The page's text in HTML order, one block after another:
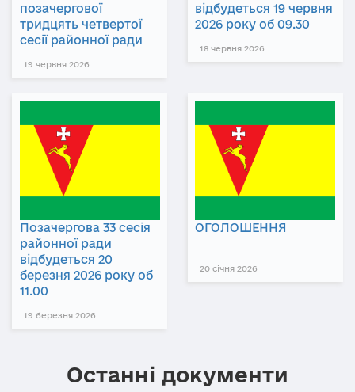
позачергової
тридцять четвертої
сесії районної ради
19 червня 2026
відбудеться 19 червня
2026 року об 09.30
18 червня 2026
Позачергова 33 сесія
районної ради
відбудеться 20
березня 2026 року об
11.00
19 березня 2026
ОГОЛОШЕННЯ
20 січня 2026
Останні документи